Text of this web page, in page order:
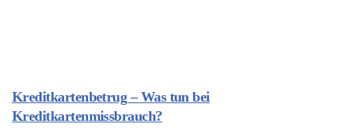
Kreditkartenbetrug – Was tun bei
Kreditkartenmissbrauch?